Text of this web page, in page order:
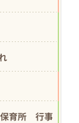
育所 行事紹介